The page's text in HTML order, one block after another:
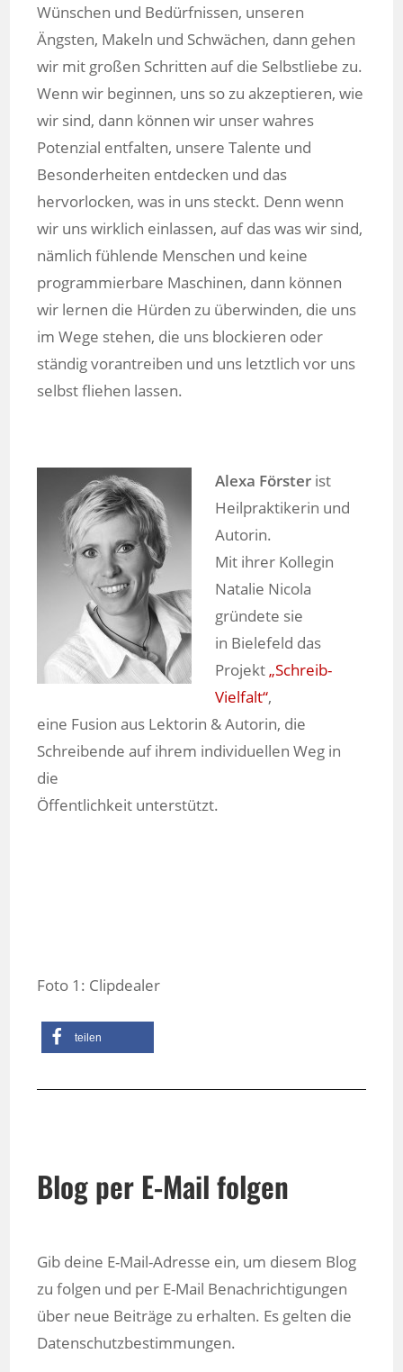
Wünschen und Bedürfnissen, unseren
Ängsten, Makeln und Schwächen, dann gehen
wir mit großen Schritten auf die Selbstliebe zu.
Wenn wir beginnen, uns so zu akzeptieren, wie
wir sind, dann können wir unser wahres
Potenzial entfalten, unsere Talente und
Besonderheiten entdecken und das
hervorlocken, was in uns steckt. Denn wenn
wir uns wirklich einlassen, auf das was wir sind,
nämlich fühlende Menschen und keine
programmierbare Maschinen, dann können
wir lernen die Hürden zu überwinden, die uns
im Wege stehen, die uns blockieren oder
ständig vorantreiben und uns letztlich vor uns
selbst fliehen lassen.
Alexa Försterist
Heilpraktikerin und
Autorin.
Mit ihrer Kollegin
Natalie Nicola
gründete sie
in Bielefeld das
Projekt„Schreib-
Vielfalt“,
eine Fusion aus Lektorin & Autorin, die
Schreibende auf ihrem individuellen Weg in
die
Öffentlichkeit unterstützt.
Foto 1: Clipdealer
teilen
Blog per E-Mail folgen
Gib deine E-Mail-Adresse ein, um diesem Blog
zu folgen und per E-Mail Benachrichtigungen
über neue Beiträge zu erhalten. Es gelten die
Datenschutzbestimmungen.